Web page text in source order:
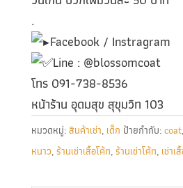
.
Facebook / Instragram
Line : @blossomcoat
โทร 091-738-8536
หน้าร้าน อุดมสุข สุขุมวิท 103
หมวดหมู่:สินค้าเช่า, เด็ก ป้ายกำกับ:coat,
หนาว,ร้านเช่าเสื้อโค้ท,ร้านเช่าโค้ท, เช่า